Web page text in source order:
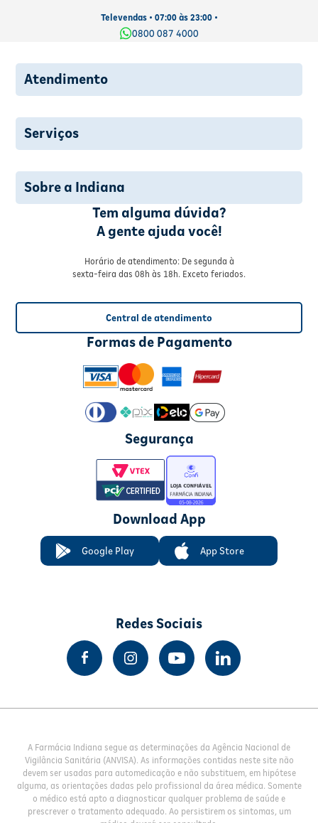
Televendas • 07:00 às 23:00 •
0800 087 4000
Atendimento
Serviços
Sobre a Indiana
Tem alguma dúvida?
A gente ajuda você!
Horário de atendimento: De segunda à
sexta-feira das 08h às 18h. Exceto feriados.
Central de atendimento
Formas de Pagamento
Segurança
Download App
Google Play App Store
Redes Sociais
A Farmácia Indiana segue as determinações da Agência Nacional de
Vigilância Sanitária (ANVISA). As informações contidas neste site não
devem ser usadas para automedicação e não substituem, em hipótese
alguma, as orientações dadas pelo profissional da área médica. Somente
o médico está apto a diagnosticar qualquer problema de saúde e
prescrever o tratamento adequado. Ao persistirem os sintomas, um